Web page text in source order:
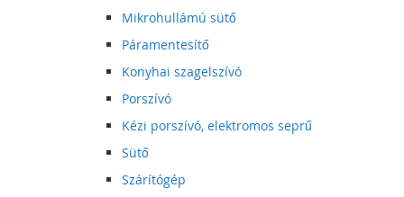
Mikrohullámú sütő
Páramentesítő
Konyhai szagelszívó
Porszívó
Kézi porszívó, elektromos seprű
Sütő
Szárítógép